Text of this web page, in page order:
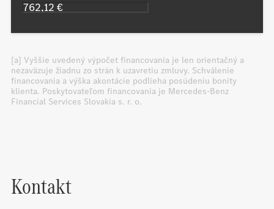
[a] Vyššie uvedený výpočet financovania je len orientačný a
nezaväzuje žiadnu zo strán k uzavretiu zmluvy. Schválenie
financovania a výška akontácie podlieha posúdeniu bonity
klienta. Poskytovateľom financovania je Mercedes-Benz
Financial Services Slovakia s. r. o.
Kontakt